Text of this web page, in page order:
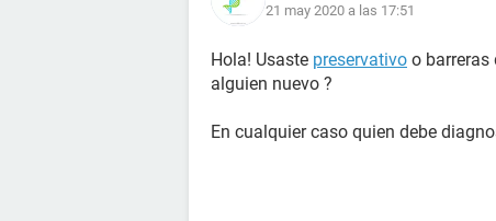
21 may 2020 a las 17:51
Hola! Usaste preservativo o barreras
alguien nuevo ?
En cualquier caso quien debe